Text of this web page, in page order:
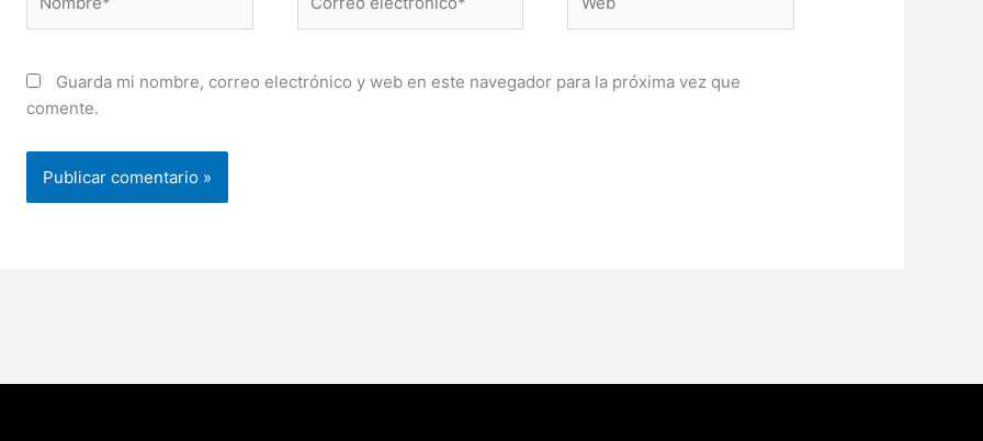
electrónico*
Guarda mi nombre, correo electrónico y web en este navegador para la próxima vez que
comente.